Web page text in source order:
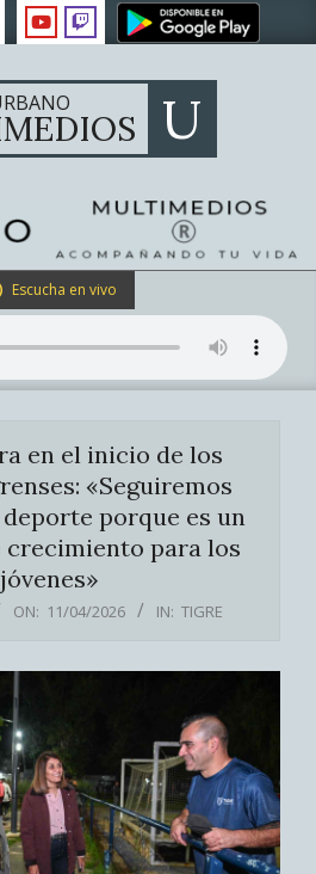
U
Escucha en vivo
en el inicio de los
«Seguiremos
porque es un
para los
jóvenes»
ON: 11/04/2026 IN: TIGRE